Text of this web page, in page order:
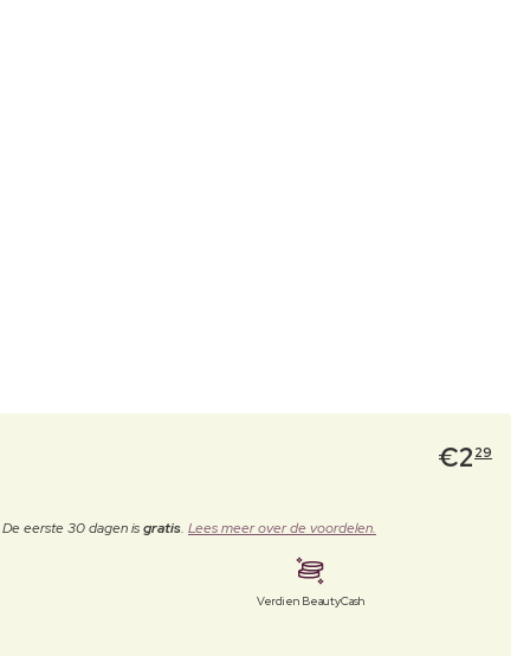
€2 29
De eerste 30 dagen isgratis. Lees meer over de voordelen.
Verdien BeautyCash